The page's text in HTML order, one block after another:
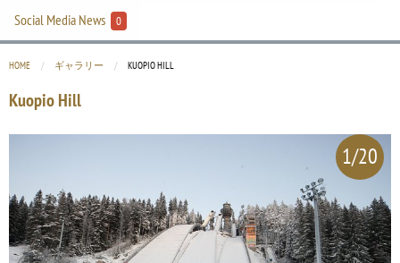
Social Media News
0
HOME ギャラリー CURRENT:
KUOPIO HILL
Kuopio Hill
1/20